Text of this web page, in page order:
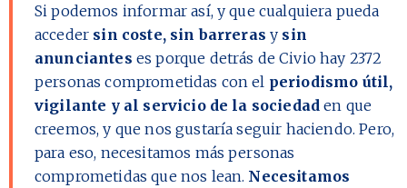
Si podemos informar así, y que cualquiera pueda
acceder sin coste, sin barreras y sin
anunciantes es porque detrás de Civio hay 2372
personas comprometidas con el periodismo útil,
vigilante y al servicio de la sociedad en que
creemos, y que nos gustaría seguir haciendo. Pero,
para eso, necesitamos más personas
comprometidas que nos lean. Necesitamos